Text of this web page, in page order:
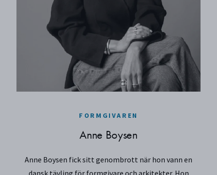
FORMGIVAREN
Anne Boysen
Anne Boysen fick sitt genombrott när hon vann en